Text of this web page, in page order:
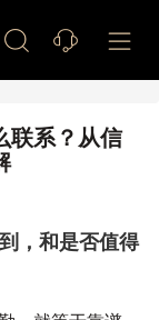
联系？从信
，和是否值得